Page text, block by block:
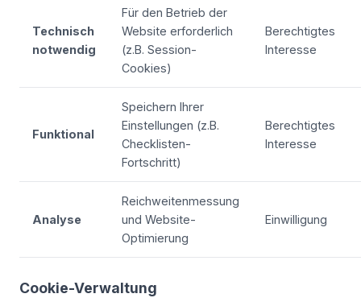
Technisch
notwendig
Für den Betrieb der
Website erforderlich
(z.B. Session-
Cookies)
Berechtigtes
Interesse
Funktional
Speichern Ihrer
Einstellungen (z.B.
Checklisten-
Fortschritt)
Berechtigtes
Interesse
Analyse
Reichweitenmessung
und Website-
Optimierung
Einwilligung
Cookie-Verwaltung